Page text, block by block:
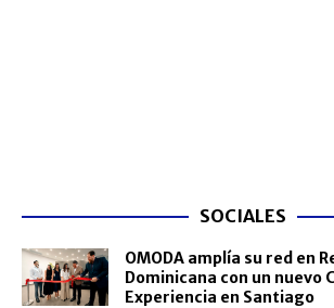
SOCIALES
OMODA amplía su red en
Dominicana con un nuevo
Experiencia en Santiago